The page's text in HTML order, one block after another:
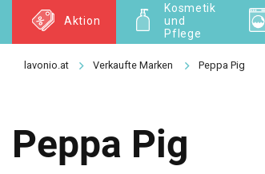
Aktion
Kosmetik
und
Pflege
Verkaufte Marken Peppa Pig
Peppa Pig